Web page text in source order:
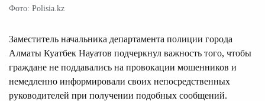
Фото: Polisia.kz
Заместитель начальника департамента полиции города
Алматы Куатбек Науатов подчеркнул важность того, чтобы
граждане не поддавались на провокации мошенников и
немедленно информировали своих непосредственных
руководителей при получении подобных сообщений.